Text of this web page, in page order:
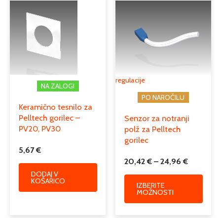
NA ZALOGI
Keramično tesnilo za
Pelltech gorilec –
PV20, PV30
5,67€
DODAJ V
KOŠARICO
regulacije
PO NAROČILU
Senzor za notranji
polž za Pelltech
gorilec
20,42€ – 24,96€
do
IZBERITE
MOŽNOSTI